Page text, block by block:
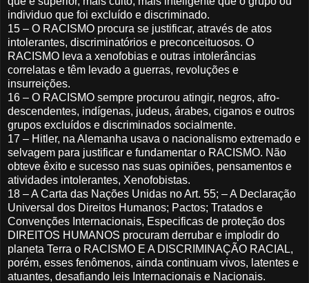
individuo que foi excluído e discriminado.
15 – O RACISMO procura se justificar, através de atos
intolerantes, discriminatórios e preconceituosos. O
RACISMO leva a xenofobias e outras intolerâncias
correlatas e têm levado a guerras, revoluções e
insurreições.
16 – O RACISMO sempre procurou atingir, negros, afro-
descendentes, indígenas, judeus, árabes, ciganos e outros
grupos excluídos e discriminados socialmente.
17 – Hitler, na Alemanha usava o nacionalismo extremado e
selvagem para justificar e fundamentar o RACISMO. Não
obteve êxito e sucesso nas suas opiniões, pensamentos e
atividades intolerantes, Xenofobistas.
18 – A Carta das Nações Unidas no Art. 55; – A Declaração
Universal dos Direitos Humanos; Pactos; Tratados e
Convenções Internacionais, Especificas de proteção dos
DIREITOS HUMANOS procuram derrubar e implodir do
planeta Terra o RACISMO E A DISCRIMINAÇÃO RACIAL,
porém, esses fenômenos, ainda continuam vivos, latentes e
atuantes, desafiando leis Internacionais e Nacionais.